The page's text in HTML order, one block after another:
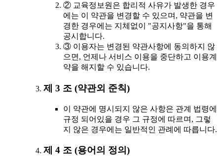
② 교육정보원은 합리적 사유가 발생한 경우
에는 이 약관을 변경할 수 있으며, 약관을 변
경한 경우에는 지체없이 "공지사항"을 통해
공시합니다.
③ 이용자는 변경된 약관사항에 동의하지 않
으면, 언제나 서비스 이용을 중단하고 이용계
약을 해지할 수 있습니다.
제 3 조 (약관외 준칙)
이 약관에 명시되지 않은 사항은 관계 법령에
규정 되어있을 경우 그 규정에 따르며, 그렇
지 않은 경우에는 일반적인 관례에 따릅니다.
제 4 조 (용어의 정의)